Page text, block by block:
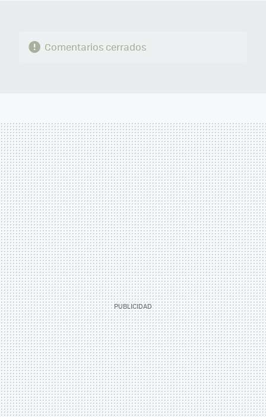
Comentarios cerrados